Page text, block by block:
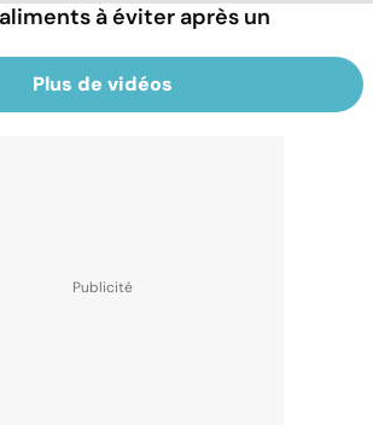
à éviter après un
Plus de vidéos